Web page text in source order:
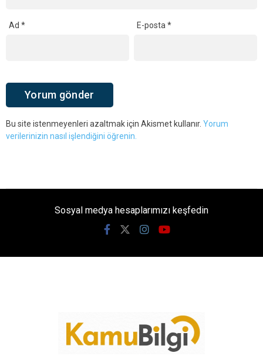
Ad * E-posta*
Bu site istenmeyenleri azaltmak için Akismet kullanır. Yorum
verilerinizin nasıl işlendiğini öğrenin.
Sosyal medya hesaplarımızı keşfedin